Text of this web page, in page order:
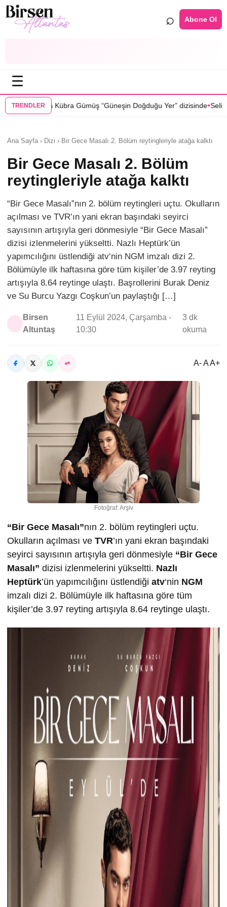
⌕ Abone Ol
☰
TRENDLER
“Güneşin Doğduğu Yer” dizisinde•Selin Türkmen “Karma”
Ana Sayfa › Dizi › Bir Gece Masalı 2. Bölüm reytingleriyle atağa kalktı
Bir Gece Masalı 2. Bölüm
reytingleriyle atağa kalktı
“Bir Gece Masalı”nın 2. bölüm reytingleri uçtu. Okulların
açılması ve TVR’ın yani ekran başındaki seyirci
sayısının artışıyla geri dönmesiyle “Bir Gece Masalı”
dizisi izlenmelerini yükseltti. Nazlı Heptürk’ün
yapımcılığını üstlendiği atv‘nin NGM imzalı dizi 2.
Bölümüyle ilk haftasına göre tüm kişiler’de 3.97 reyting
artışıyla 8.64 reytinge ulaştı. Başrollerini Burak Deniz
ve Su Burcu Yazgı Coşkun’un paylaştığı […]
Birsen
Altuntaş
11 Eylül 2024, Çarşamba -
10:30
3 dk
okuma
A- A A+
Fotoğraf: Arşiv
“Bir Gece Masalı”nın 2. bölüm reytingleri uçtu.
Okulların açılması ve TVR’ın yani ekran başındaki
seyirci sayısının artışıyla geri dönmesiyle “Bir Gece
Masalı” dizisi izlenmelerini yükseltti. Nazlı
Heptürk’ün yapımcılığını üstlendiği atv‘nin NGM
imzalı dizi 2. Bölümüyle ilk haftasına göre tüm
kişiler’de 3.97 reyting artışıyla 8.64 reytinge ulaştı.